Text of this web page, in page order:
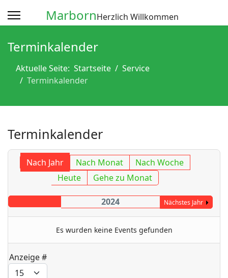
MarbornHerzlich Willkommen
Terminkalender
Aktuelle Seite: Startseite
Service
Terminkalender
Terminkalender
Nach Jahr Nach Monat
Nach Woche
Heute
Gehe zu Monat
2024 Nächstes Jahr
Es wurden keine Events gefunden
Anzeige #
anzeigen